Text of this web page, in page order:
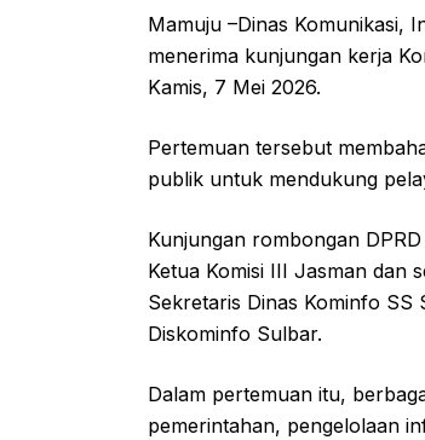
Mamuju –Dinas Komunikasi,
menerima kunjungan kerja
Kamis, 7 Mei 2026.
Pertemuan tersebut
publik untuk mendukung
Kunjungan rombongan
Ketua Komisi III Jasman dan
Sekretaris Dinas Kominfo SS
Diskominfo Sulbar.
Dalam pertemuan itu,
pemerintahan, pengelolaan